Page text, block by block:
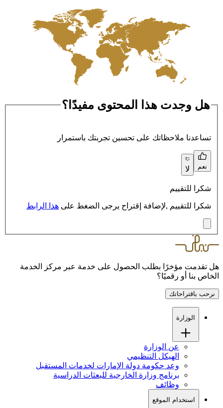
هل وجدت هذا المحتوى مفيدًا؟
تساعدنا ملاحظاتك على تحسين تجربتك باستمرار
نعم لا
شكرا للتقييم
شكرا للتقييم ,لإضافة إقتراح يرجى الضغط على هذا الرابط
هل تقدمت مؤخرًا بطلب الحصول على خدمة عبر مركز الخدمة
الخاص بنا أو رقميًا؟
نرحب باقتراحاتك
الوزارة
عن الوزارة
الهيكل التنظيمي
وعد حكومة دولة الإمارات لخدمات المستقبل
برنامج وزارة الخارجية للبعثات الدراسية
وظائف
استخدام الموقع